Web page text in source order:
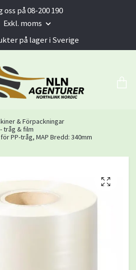
oss på 08-200 190
Exkl. moms
på lager i Sverige
& Förpackningar
tråg & film
PP-tråg, MAP Bredd: 340mm